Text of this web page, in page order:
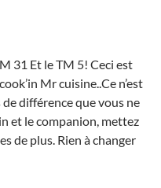
31 Et le TM 5! Ceci est
Mr cuisine..Ce n’est
de différence que vous ne
et le companion, mettez
de plus. Rien à changer